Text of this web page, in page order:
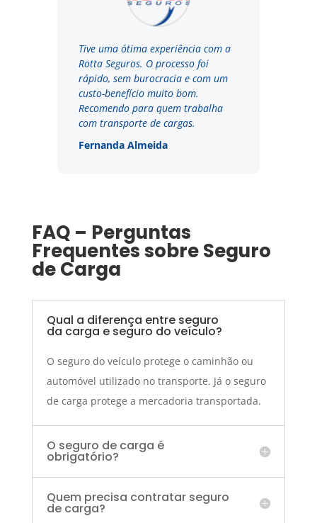
Tive uma ótima experiência com a
Rotta Seguros. O processo foi
rápido, sem burocracia e com um
custo-benefício muito bom.
Recomendo para quem trabalha
com transporte de cargas.
Fernanda Almeida
FAQ – Perguntas
Frequentes sobre Seguro
de Carga
Qual a diferença entre seguro
da carga e seguro do veículo?
O seguro do veículo protege o caminhão ou
automóvel utilizado no transporte. Já o seguro
de carga protege a mercadoria transportada.
O seguro de carga é
obrigatório?
Quem precisa contratar seguro
de carga?